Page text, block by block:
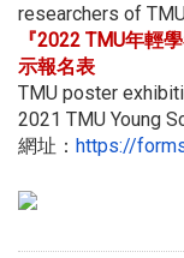
researchers of
『2022 TMU年輕
示報名表
TMU poster
2021 TMU Young
網址： https://